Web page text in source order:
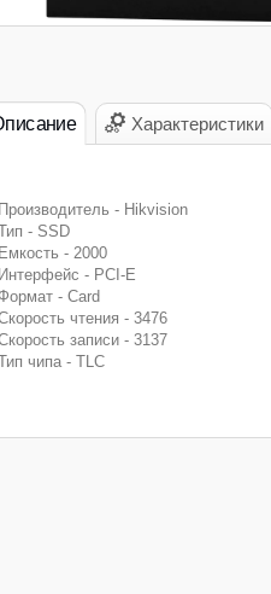
Характеристики
Производитель - Hikvision
- SSD
Емкость - 2000
Интерфейс - PCI-E
- Card
чтения - 3476
записи - 3137
чипа - TLC